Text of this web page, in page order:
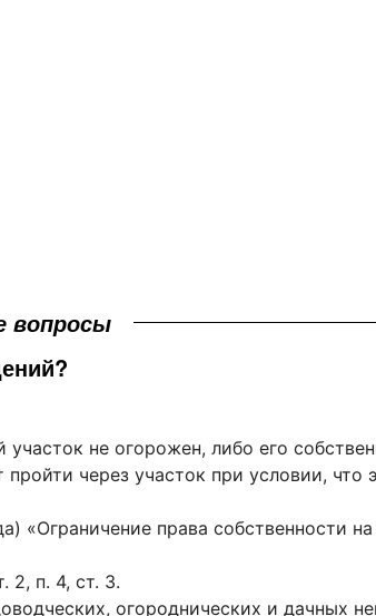
вопросы
не огорожен, либо его
через участок при условии, что
«Ограничение права собственности
2, п. 4, ст. 3.
огороднических и дачных